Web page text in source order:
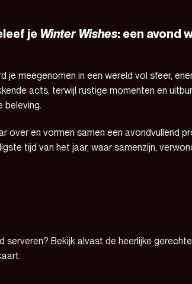
je Winter Wishes: een avond
je meegenomen in een wereld vol sfeer,
acts, terwijl rustige momenten en
beleving.
over en vormen samen een avondvullend
tijd van het jaar, waar samenzijn,
serveren? Bekijk alvast de heerlijke